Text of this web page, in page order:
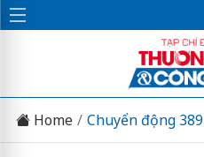
Home Chuyển động 389